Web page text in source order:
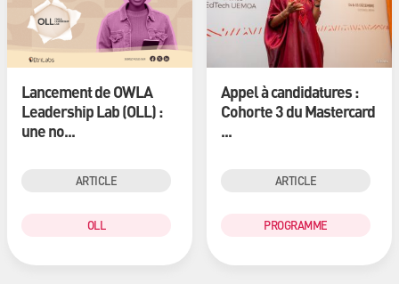
Lancement de OWLA
Leadership Lab (OLL) :
une no...
ARTICLE
OLL
Appel à candidatures :
Cohorte 3 du Mastercard
...
ARTICLE
PROGRAMME